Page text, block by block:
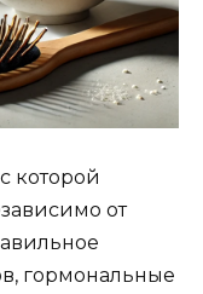
которой
от
гормональные